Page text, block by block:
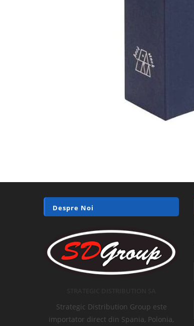
Despre Noi
Strategic Distribution Group este
importator direct din Spania, Polonia,